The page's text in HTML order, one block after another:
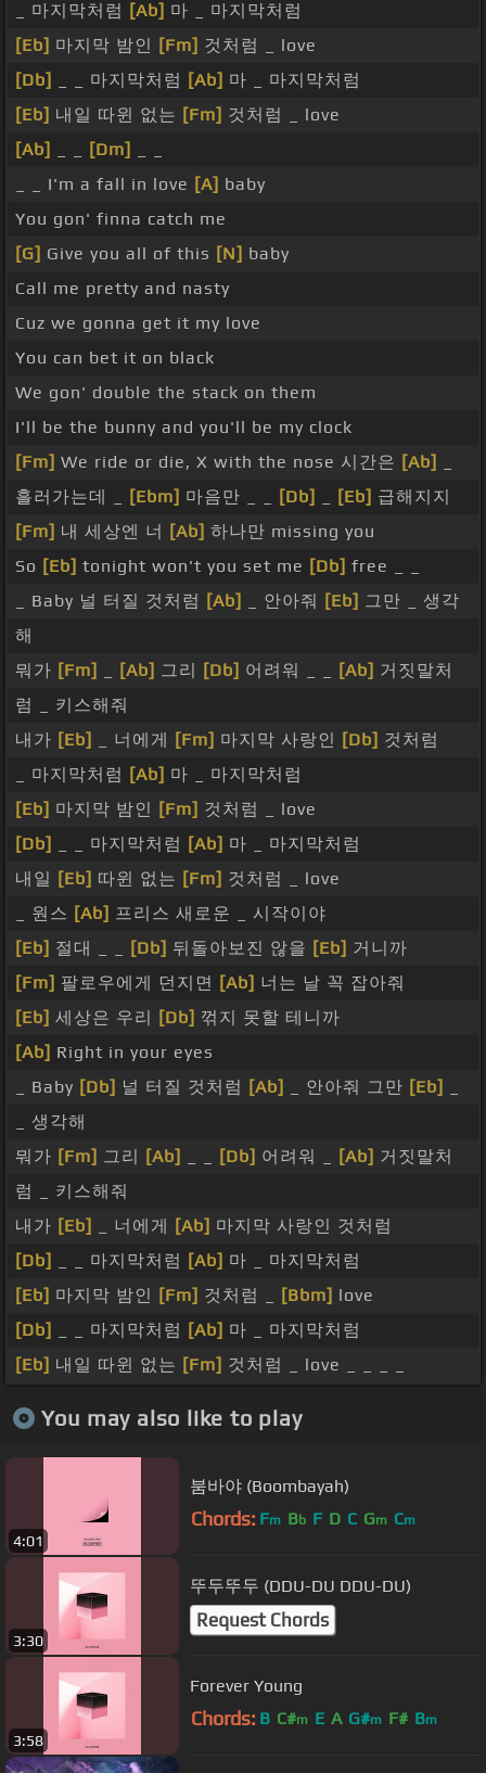
_ 마지막처럼 [Ab] 마 _ 마지막처럼
[Eb] 마지막 밤인 [Fm] 것처럼 _ love
[Db]
_ _ 마지막처럼 [Ab] 마 _ 마지막처럼
[Eb] 내일 따윈 없는 [Fm] 것처럼 _ love
[Ab]
[Dm]
_ _ I'm a fall in love [A] baby
You gon' finna catch me
[G] Give you all of this [N] baby
Call me pretty and nasty
Cuz we gonna get it my love
You can bet it on black
We gon' double the stack on them
I'll be the bunny and you'll be my clock
[Fm] We ride or die, X with the nose 시간은 [Ab]
흘러가는데 _
[Ebm] 마음만 _ _ [Db] [Eb] 급해지지
[Fm] 내 세상엔 너 [Ab] 하나만 missing you
So [Eb] tonight won't you set me [Db] free _ _
_ Baby 널 터질 것처럼 [Ab] _ 안아줘 [Eb] 그만 _ 생각
해
뭐가 [Fm] [Ab] 그리 [Db] 어려워 _ _ [Ab] 거짓말처
럼 _ 키스해줘
내가 [Eb] _ 너에게 [Fm] 마지막 사랑인 [Db] 것처럼
_ 마지막처럼 [Ab] 마 _ 마지막처럼
[Eb] 마지막 밤인 [Fm] 것처럼 _ love
[Db]
_ _ 마지막처럼 [Ab] 마 _ 마지막처럼
내일 [Eb] 따윈 없는 [Fm] 것처럼 _ love
_ 원스 [Ab] 프리스 새로운 _ 시작이야
[Eb] 절대 _ _ [Db] 뒤돌아보진 않을 [Eb] 거니까
[Fm] 팔로우에게 던지면 [Ab] 너는 날 꼭 잡아줘
[Eb] 세상은 우리 [Db] 꺾지 못할 테니까
[Ab] Right in your eyes
_ Baby [Db] 널 터질 것처럼 [Ab] _ 안아줘 그만 [Eb]
_ 생각해
뭐가 [Fm] 그리 [Ab] [Db] 어려워 _ [Ab] 거짓말처
럼 _ 키스해줘
내가 [Eb] _ 너에게 [Ab] 마지막 사랑인 것처럼
[Db]
_ _ 마지막처럼 [Ab] 마 _ 마지막처럼
[Eb] 마지막 밤인 [Fm] 것처럼 _ [Bbm] love
[Db]
_ _ 마지막처럼 [Ab] 마 _ 마지막처럼
[Eb] 내일 따윈 없는 [Fm] 것처럼 _ love _ _ _ _
You may also like to play
4:01
붐바야 (Boombayah)
Chords: Fm Bb F D C Gm Cm
3:30
뚜두뚜두 (DDU-DU DDU-DU)
Request Chords
3:58
Forever Young
Chords: B C#m E A G#m F# Bm